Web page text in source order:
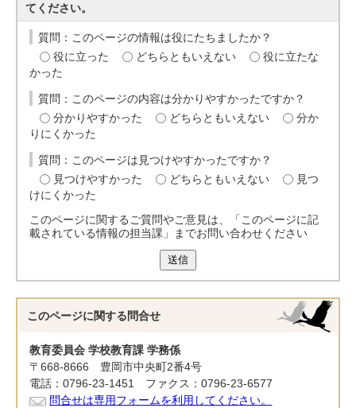
てください。
質問：このページの情報は役にたちましたか？
役に立った
どちらともいえない
役に立たな
かった
質問：このページの内容は分かりやすかったですか？
分かりやすかった
どちらともいえない
分か
りにくかった
質問：このページは見つけやすかったですか？
見つけやすかった
どちらともいえない
見つ
けにくかった
このページに関するご質問やご意見は、「このページに記
載されている情報の担当課」までお問い合わせください
送信
このページに関する 問合せ
教育委員会 学校教育課 学務係
〒668-8666 豊岡市中央町2番4号
電話：0796-23-1451 ファクス：0796-23-6577
問合せは専用フォームを利用してください。